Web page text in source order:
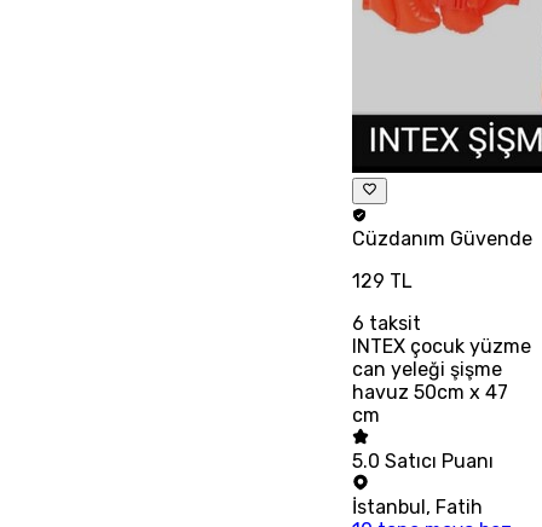
Cüzdanım Güvende
129 TL
6 taksit
INTEX çocuk yüzme
can yeleği şişme
havuz 50cm x 47
cm
5.0 Satıcı Puanı
İstanbul , Fatih